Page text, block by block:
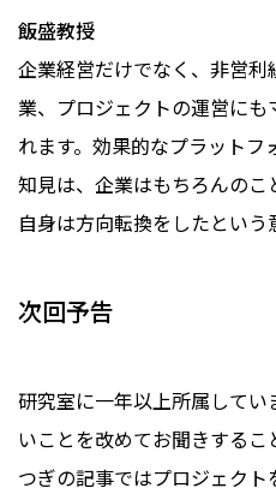
飯盛教授
企業経営だけでなく、非営
業、プロジェクトの運営に
れます。効果的なプラットフ
知見は、企業はもちろんの
自身は方向転換をしたという
次回予告
研究室に一年以上所属して
いことを改めてお聞きするこ
つぎの記事ではプロジェク